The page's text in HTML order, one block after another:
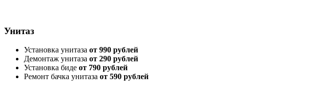
Унитаз
Установка унитаза от 990 рублей
Демонтаж унитаза от 290 рублей
Установка биде от 790 рублей
Ремонт бачка унитаза от 590 рублей